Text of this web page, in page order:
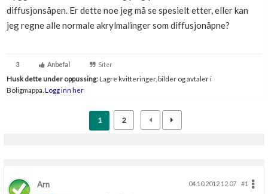
Boligmappa+
Få mer ut av Boligmappa
diffusjonsåpen. Er dette noe jeg må se spesielt etter, eller kan
jeg regne alle normale akrylmalinger som diffusjonåpne?
3 Anbefal Siter
Husk dette under oppussing:Lagre kvitteringer, bilder og avtaler i
Boligmappa. Logg inn her
1 2
Arn 04.10.2012 12.07
#1